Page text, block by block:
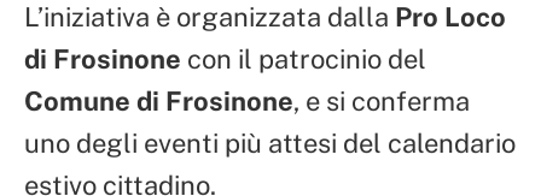
L’iniziativa è organizzata dalla Pro Loco
di Frosinone con il patrocinio del
Comune di Frosinone, e si conferma
uno degli eventi più attesi del calendario
estivo cittadino.